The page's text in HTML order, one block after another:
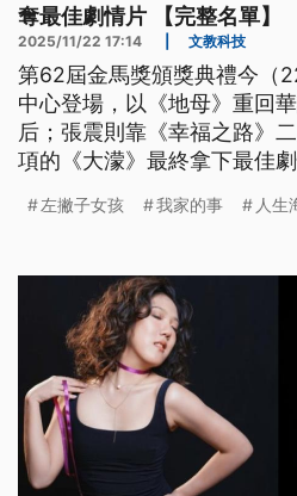
奪最佳劇情片 【完整名單】
2025/11/22 17:14 文教科技
第62屆金馬獎頒獎典禮今（
中心登場，以《地母》重回
后；張震則靠《幸福之路》
項的《大濛》最終拿下最佳
屆最大贏家。
左撇子女孩 我家的事 人生